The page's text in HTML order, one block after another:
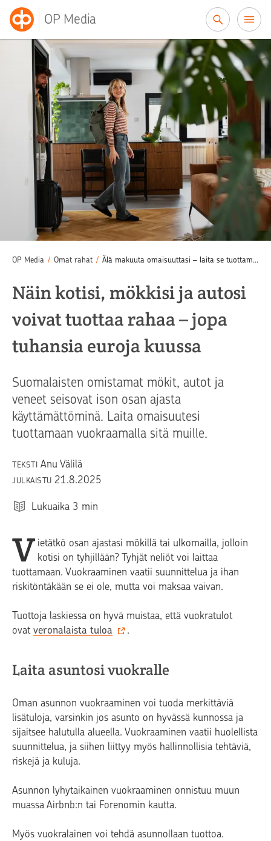
OP Media
OP Media / Omat rahat / Älä makuuta omaisuuttasi – laita se tuottamaan!
Näin kotisi, mökkisi ja autosi
voivat tuottaa rahaa – jopa
tuhansia euroja kuussa
Suomalaisten omistamat mökit, autot ja
veneet seisovat ison osan ajasta
käyttämättöminä. Laita omaisuutesi
tuottamaan vuokraamalla sitä muille.
TEKSTI Anu Välilä
JULKAISTU 21.8.2025
Lukuaika 3 min
V ietätkö osan ajastasi mökillä tai ulkomailla, jolloin
kotisi on tyhjillään? Tyhjät neliöt voi laittaa
tuottamaan. Vuokraaminen vaatii suunnittelua ja ihan
riskitöntäkään se ei ole, mutta voi maksaa vaivan.
Tuottoja laskiessa on hyvä muistaa, että vuokratulot
ovat veronalaista tuloa .
Laita asuntosi vuokralle
Oman asunnon vuokraaminen voi tuoda merkittäviä
lisätuloja, varsinkin jos asunto on hyvässä kunnossa ja
sijaitsee halutulla alueella. Vuokraaminen vaatii huolellista
suunnittelua, ja siihen liittyy myös hallinnollisia tehtäviä,
riskejä ja kuluja.
Asunnon lyhytaikainen vuokraaminen onnistuu muun
muassa Airbnb:n tai Forenomin kautta.
Myös vuokralainen voi tehdä asunnollaan tuottoa.